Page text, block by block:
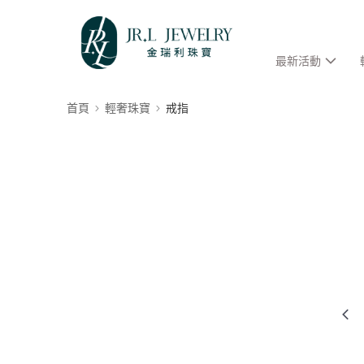
最新活動
首頁 輕奢珠寶 戒指